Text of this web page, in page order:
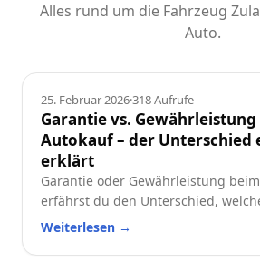
Alles rund um die Fahrzeug
Auto.
Ratgeber
25. Februar 2026·318Aufrufe
Garantie vs.
Autokauf – der Unterschied
erklärt
Garantie oder Gewährleistung
erfährst du den Unterschied,
und worauf du beim Neu- oder
Weiterlesen →